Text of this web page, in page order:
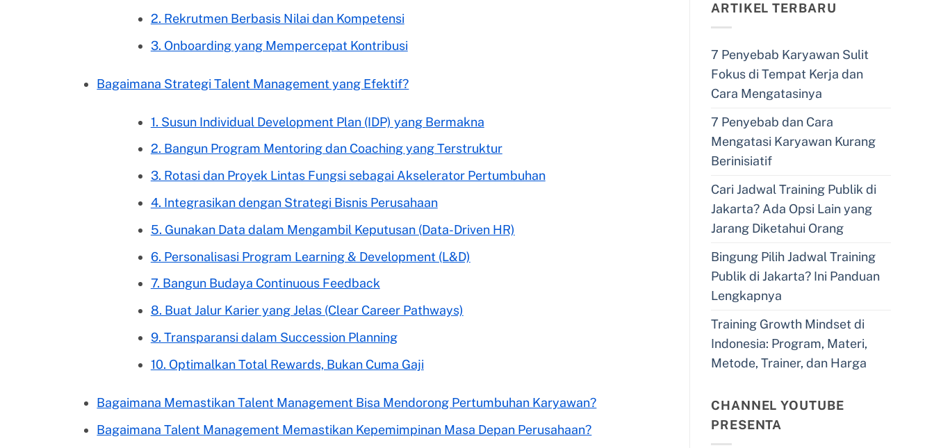
2. Rekrutmen Berbasis Nilai dan Kompetensi
3. Onboarding yang Mempercepat Kontribusi
Bagaimana Strategi Talent Management yang Efektif?
1. Susun Individual Development Plan (IDP) yang Bermakna
2. Bangun Program Mentoring dan Coaching yang Terstruktur
3. Rotasi dan Proyek Lintas Fungsi sebagai Akselerator Pertumbuhan
4. Integrasikan dengan Strategi Bisnis Perusahaan
5. Gunakan Data dalam Mengambil Keputusan (Data-Driven HR)
6. Personalisasi Program Learning & Development (L&D)
7. Bangun Budaya Continuous Feedback
8. Buat Jalur Karier yang Jelas (Clear Career Pathways)
9. Transparansi dalam Succession Planning
10. Optimalkan Total Rewards, Bukan Cuma Gaji
Bagaimana Memastikan Talent Management Bisa Mendorong Pertumbuhan Karyawan?
Bagaimana Talent Management Memastikan Kepemimpinan Masa Depan Perusahaan?
ARTIKEL TERBARU
7 Penyebab Karyawan Sulit
Fokus di Tempat Kerja dan
Cara Mengatasinya
7 Penyebab dan Cara
Mengatasi Karyawan Kurang
Berinisiatif
Cari Jadwal Training Publik di
Jakarta? Ada Opsi Lain yang
Jarang Diketahui Orang
Bingung Pilih Jadwal Training
Publik di Jakarta? Ini Panduan
Lengkapnya
Training Growth Mindset di
Indonesia: Program, Materi,
Metode, Trainer, dan Harga
CHANNEL YOUTUBE
PRESENTA